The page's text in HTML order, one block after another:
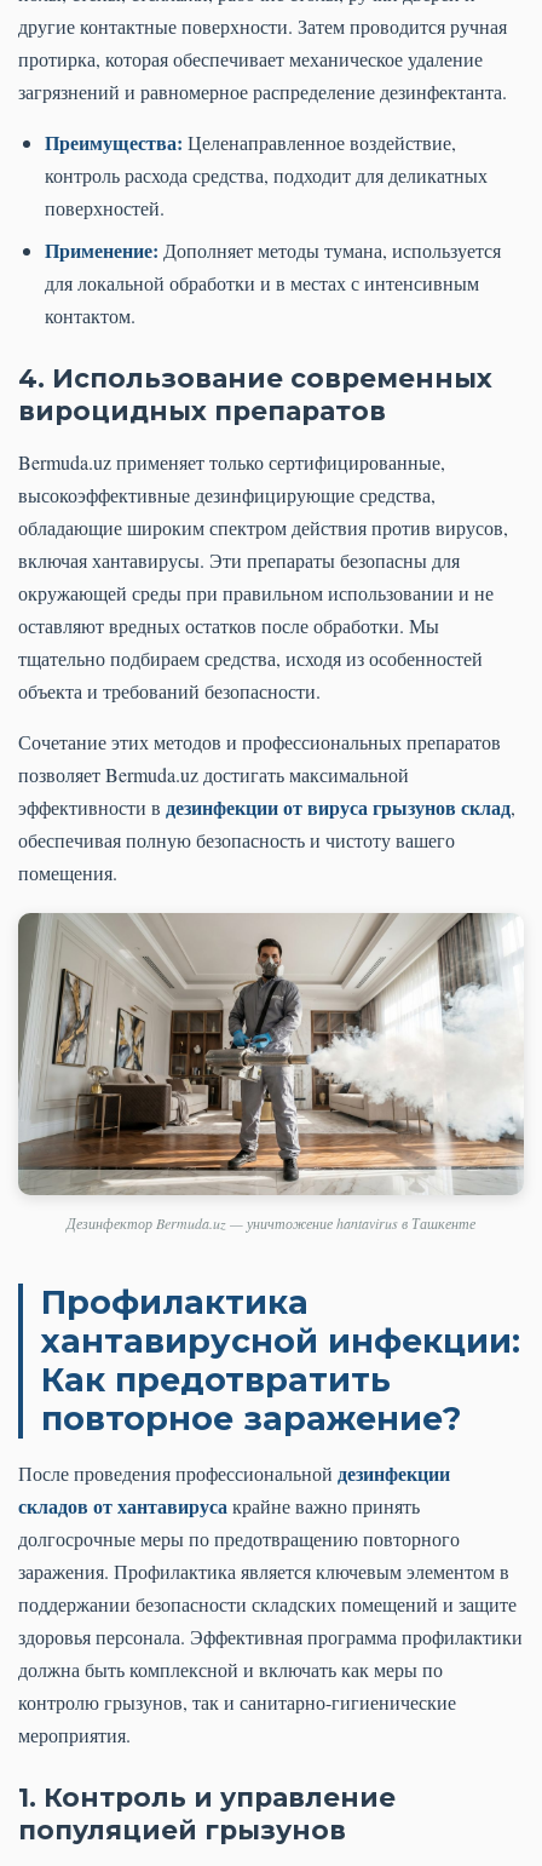
другие контактные поверхности. Затем проводится ручная
протирка, которая обеспечивает механическое удаление
загрязнений и равномерное распределение дезинфектанта.
Преимущества: Целенаправленное воздействие,
контроль расхода средства, подходит для деликатных
поверхностей.
Применение: Дополняет методы тумана, используется
для локальной обработки и в местах с интенсивным
контактом.
4. Использование современных
вироцидных препаратов
Bermuda.uz применяет только сертифицированные,
высокоэффективные дезинфицирующие средства,
обладающие широким спектром действия против вирусов,
включая хантавирусы. Эти препараты безопасны для
окружающей среды при правильном использовании и не
оставляют вредных остатков после обработки. Мы
тщательно подбираем средства, исходя из особенностей
объекта и требований безопасности.
Сочетание этих методов и профессиональных препаратов
позволяет Bermuda.uz достигать максимальной
эффективности в дезинфекции от вируса грызунов склад,
обеспечивая полную безопасность и чистоту вашего
помещения.
Дезинфектор Bermuda.uz — уничтожение hantavirus в Ташкенте
Профилактика
хантавирусной инфекции:
Как предотвратить
повторное заражение?
После проведения профессиональной дезинфекции
складов от хантавирусакрайне важно принять
долгосрочные меры по предотвращению повторного
заражения. Профилактика является ключевым элементом в
поддержании безопасности складских помещений и защите
здоровья персонала. Эффективная программа профилактики
должна быть комплексной и включать как меры по
контролю грызунов, так и санитарно-гигиенические
мероприятия.
1. Контроль и управление
популяцией грызунов